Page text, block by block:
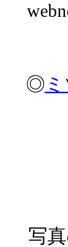
◎
写